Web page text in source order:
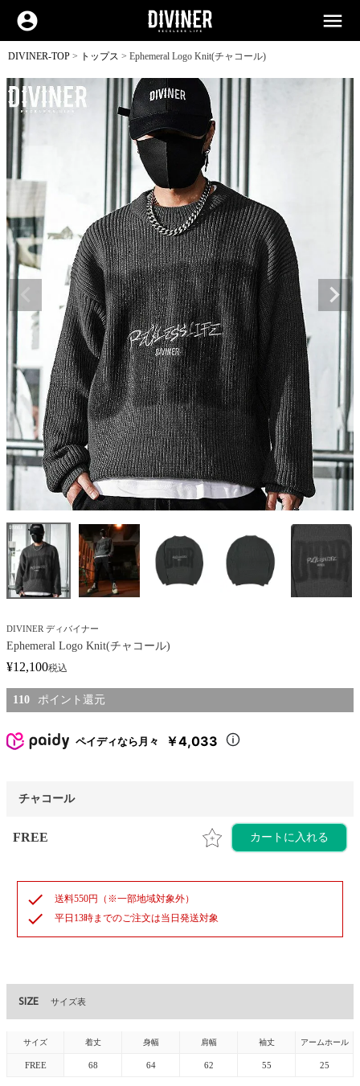
account_circle menu
DIVINER-TOP トップス Ephemeral Logo Knit(チャコール)
DIVINER ディバイナー
Ephemeral Logo Knit(チャコール)
¥12,100税込
110
ペイディなら月々 ￥4,033
チャコール
FREE カートに入れる
check 送料550円（※一部地域対象外）
check 平日13時までのご注文は当日発送対象
SIZE サイズ表
サイズ 着丈 身幅 肩幅 袖丈 アームホール
FREE 68 64 62 55 25